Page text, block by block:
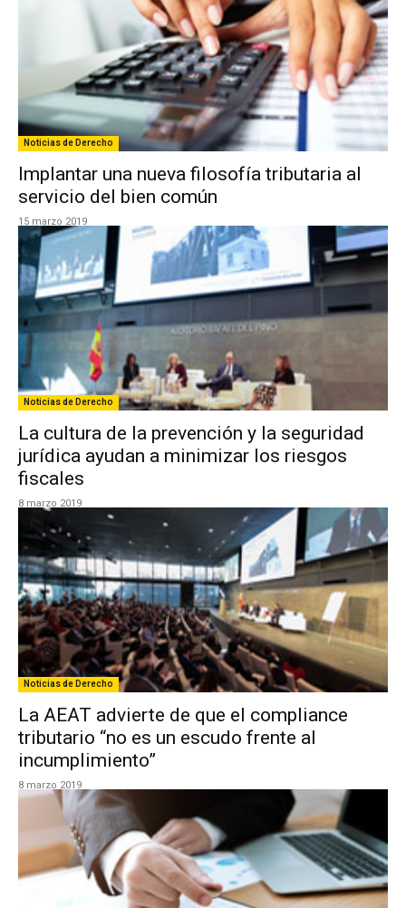
Noticias de Derecho
Implantar una nueva filosofía tributaria al
servicio del bien común
15 marzo 2019
Noticias de Derecho
La cultura de la prevención y la seguridad
jurídica ayudan a minimizar los riesgos
fiscales
8 marzo 2019
Noticias de Derecho
La AEAT advierte de que el compliance
tributario “no es un escudo frente al
incumplimiento”
8 marzo 2019